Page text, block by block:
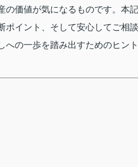
の価値が気になるものです。本記
ポイント、そして安心してご相談
の一歩を踏み出すためのヒント